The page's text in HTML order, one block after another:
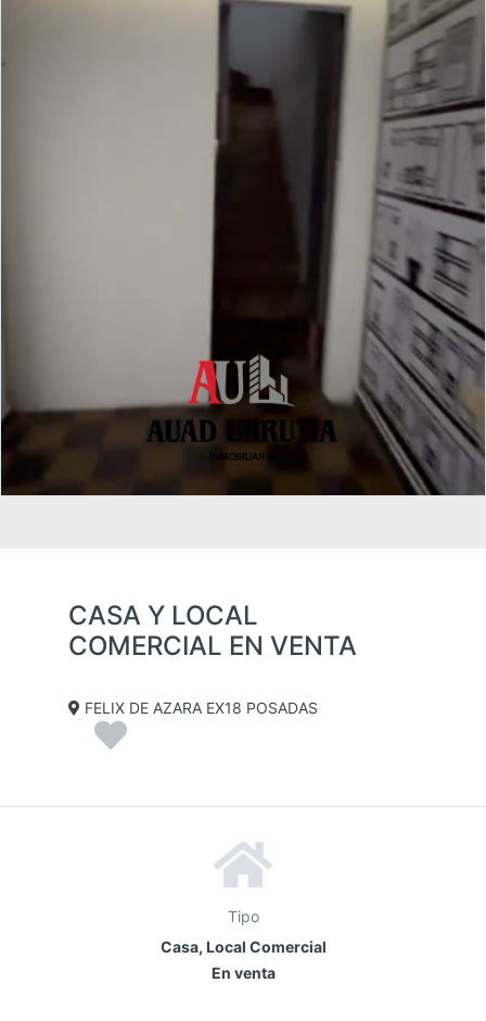
CASA Y LOCAL
COMERCIAL EN VENTA
FELIX DE AZARA EX18 POSADAS
Tipo
Casa, Local Comercial
En venta